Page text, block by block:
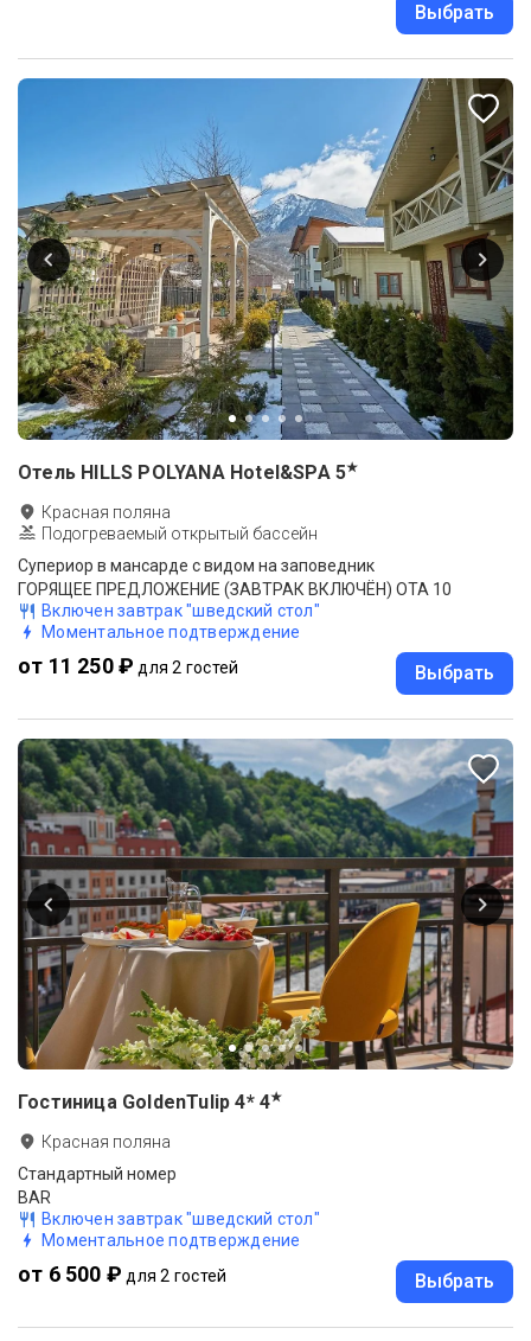
Выбрать
Отель HILLS POLYANA Hotel&SPA 5★
Красная поляна
Подогреваемый открытый бассейн
Супериор в мансарде с видом на заповедник
ГОРЯЩЕЕ ПРЕДЛОЖЕНИЕ (ЗАВТРАК ВКЛЮЧЁН) ОТА 10
Включен завтрак "шведский стол"
Моментальное подтверждение
от 11 250 ₽ для 2 гостей Выбрать
Гостиница GoldenTulip 4* 4★
Красная поляна
Стандартный номер
BAR
Включен завтрак "шведский стол"
Моментальное подтверждение
от 6 500 ₽ для 2 гостей Выбрать